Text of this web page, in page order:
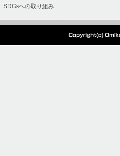
た。
本社工場移設、生産
SDGsへの取り組み